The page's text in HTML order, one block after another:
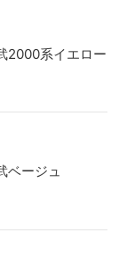
2000系イエロー
ベージュ